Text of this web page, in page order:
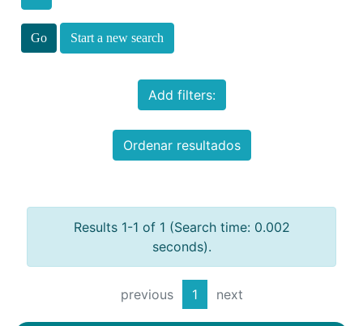
Start a new search
Add filters:
Ordenar resultados
Results 1-1 of 1 (Search time: 0.002
seconds).
previous 1 next